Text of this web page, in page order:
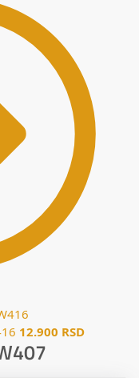
12.900 RSD